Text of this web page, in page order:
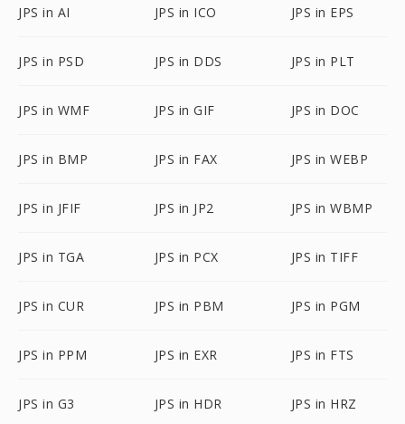
JPS in AI JPS in ICO JPS in EPS
JPS in PSD JPS in DDS JPS in PLT
JPS in WMF JPS in GIF JPS in DOC
JPS in BMP JPS in FAX JPS in WEBP
JPS in JFIF JPS in JP2 JPS in WBMP
JPS in TGA JPS in PCX JPS in TIFF
JPS in CUR JPS in PBM JPS in PGM
JPS in PPM JPS in EXR JPS in FTS
JPS in G3 JPS in HDR JPS in HRZ